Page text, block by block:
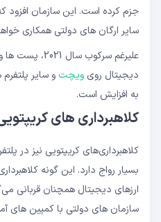
جزم کرده است. این سازمان افزود
سایر ارگان های دولتی همکاری
علیرغم سرکوب
دیجیتال روی ویچت و سایر
به افزایش است.
کلاهبرداری های
کلاهبرداری‌های کریپتویی نیز در
بسیار رواج دارد. این گونه
ارزهای دیجیتال همچنان قربانی
سازمان های دولتی با کمپین های